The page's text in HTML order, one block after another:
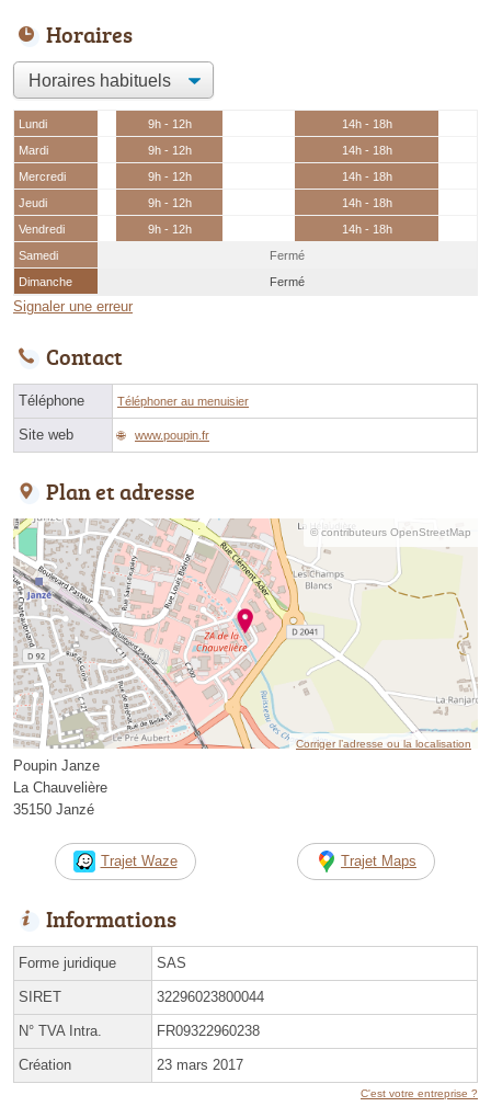
Horaires
Lundi 9h - 12h
14h - 18h
Mardi
9h - 12h
14h - 18h
Mercredi
9h - 12h
14h - 18h
Jeudi
9h - 12h
14h - 18h
Vendredi
9h - 12h
14h - 18h
Samedi
Fermé
Dimanche
Fermé
Signaler une erreur
Contact
Téléphone Téléphoner au menuisier
Site web www.poupin.fr
Plan et adresse
© contributeurs OpenStreetMap
Corriger l’adresse ou la localisation
Poupin Janze
La Chauvelière
35150 Janzé
Trajet Waze Trajet Maps
Informations
Forme juridique SAS
SIRET 32296023800044
N° TVA Intra. FR09322960238
Création 23 mars 2017
C'est votre entreprise ?